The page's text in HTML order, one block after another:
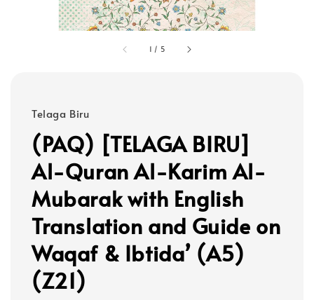
1 / 5
Telaga Biru
(PAQ) [TELAGA BIRU]
Al-Quran Al-Karim Al-
Mubarak with English
Translation and Guide on
Waqaf & Ibtida’ (A5)
(Z21)